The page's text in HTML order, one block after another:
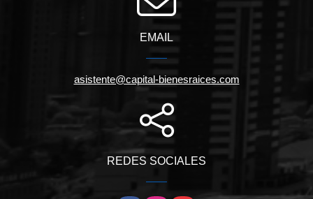
EMAIL
asistente@capital-bienesraices.com
REDES SOCIALES